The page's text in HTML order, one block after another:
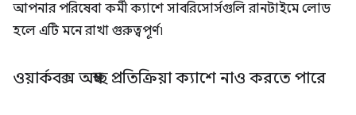
আপনার পরিষেবা কর্মী ক্যাশে সাবরিসোর্সগুলি রানটাইমে লোড
হলে এটি মনে রাখা গুরুত্বপূর্ণ৷
ওয়ার্কবক্স অস্বচ্ছ প্রতিক্রিয়া ক্যাশে নাও করতে পারে